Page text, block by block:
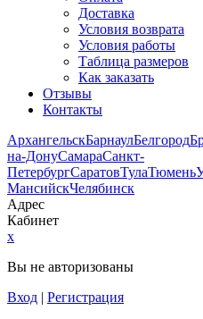
Доставка
Условия возврата
Условия работы
Таблица размеров
Как заказать
Отзывы
Контакты
АрхангельскБарнаулБелгород
на-ДонуСамараСанкт-
ПетербургСаратовТулаТюмень
МансийскЧелябинск
Адрес
Кабинет
x
Вы не авторизованы
Вход | Регистрация